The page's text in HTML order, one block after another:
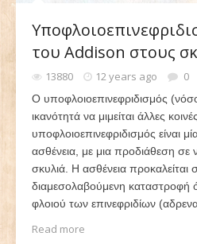
του Addison στους
13880 12 years ago 0
Ο υποφλοιοεπινεφριδισμός
ικανότητά να μιμείται άλλες
υποφλοιοεπινεφριδισμός είναι
ασθένεια, με μια προδιάθεση σε
σκυλιά. Η ασθένεια
διαμεσολαβούμενη
φλοιού των επινεφριδίων
Read more